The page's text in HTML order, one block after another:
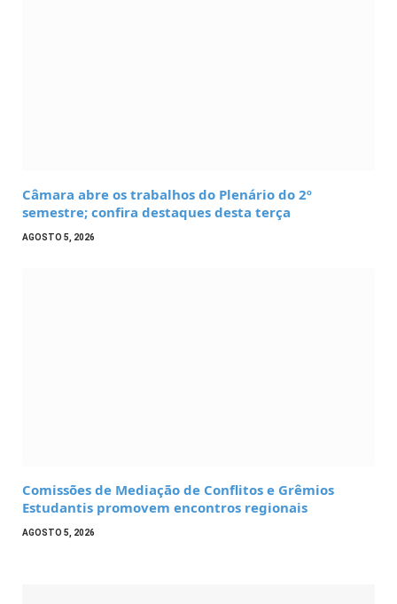
Câmara abre os trabalhos do Plenário do 2º
semestre; confira destaques desta terça
AGOSTO 5, 2026
Comissões de Mediação de Conflitos e Grêmios
Estudantis promovem encontros regionais
AGOSTO 5, 2026